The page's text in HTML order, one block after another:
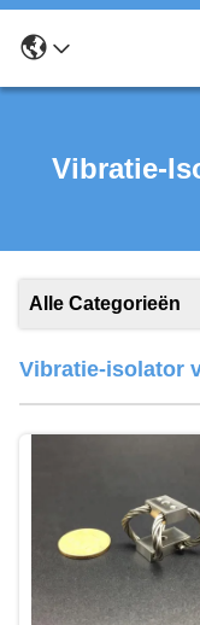
Vibratie-
Alle Categorieën
Vibratie-isolator